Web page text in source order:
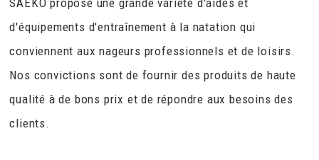
SAEKO propose une grande variété d'aides et
d'équipements d'entraînement à la natation qui
conviennent aux nageurs professionnels et de loisirs.
Nos convictions sont de fournir des produits de haute
qualité à de bons prix et de répondre aux besoins des
clients.